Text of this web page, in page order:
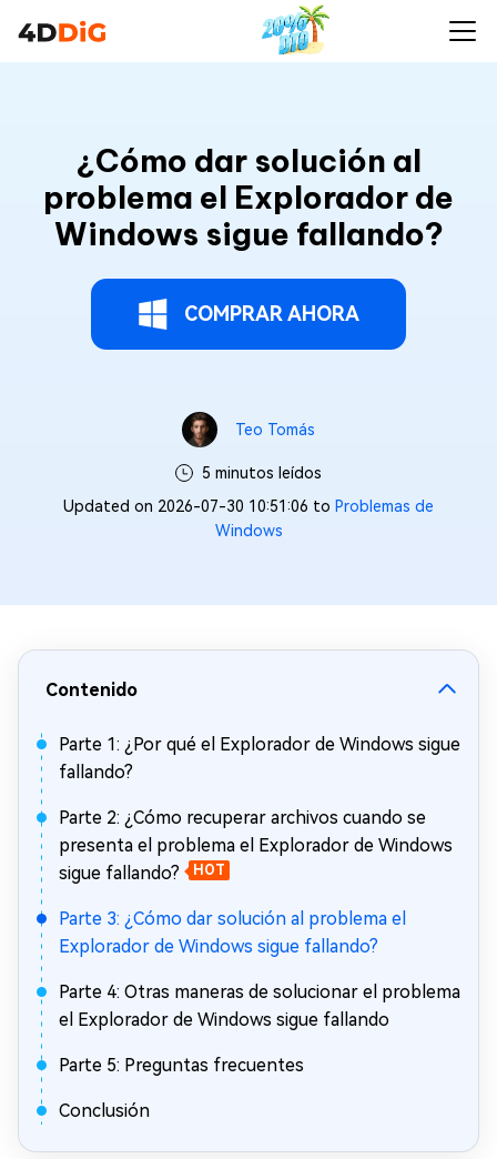
¿Cómo dar solución al
problema el Explorador de
Windows sigue fallando?
COMPRAR AHORA
Teo Tomás
5 minutos leídos
Updated on 2026-07-30 10:51:06 to Problemas de
Windows
Contenido
Parte 1: ¿Por qué el Explorador de Windows sigue
fallando?
Parte 2: ¿Cómo recuperar archivos cuando se
presenta el problema el Explorador de Windows
sigue fallando?
HOT
Parte 3: ¿Cómo dar solución al problema el
Explorador de Windows sigue fallando?
Parte 4: Otras maneras de solucionar el problema
el Explorador de Windows sigue fallando
Parte 5: Preguntas frecuentes
Conclusión